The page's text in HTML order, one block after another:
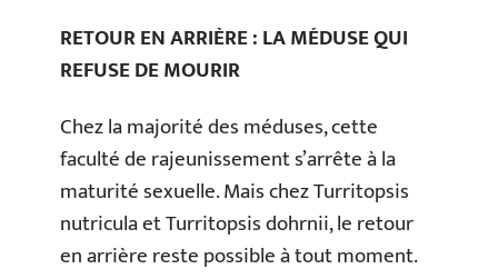
RETOUR EN ARRIÈRE : LA MÉDUSE QUI
REFUSE DE MOURIR
Chez la majorité des méduses, cette
faculté de rajeunissement s’arrête à la
maturité sexuelle. Mais chez Turritopsis
nutricula et Turritopsis dohrnii, le retour
en arrière reste possible à tout moment.